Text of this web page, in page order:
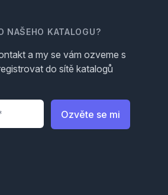
NAŠEHO KATALOGU?
a my se vám ozveme s
do sítě katalogů
Ozvěte se mi